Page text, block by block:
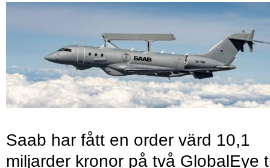
Saab har fått en order värd 10,1
miljarder kronor på två GlobalEye